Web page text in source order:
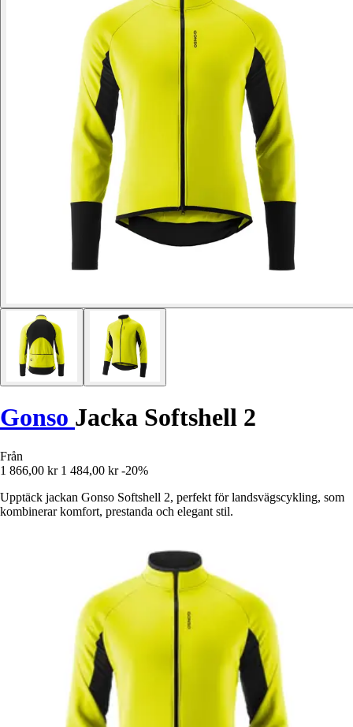
Gonso Jacka Softshell 2
Från
1 866,00 kr 1 484,00 kr -20%
Upptäck jackan Gonso Softshell 2, perfekt för landsvägscykling, som
kombinerar komfort, prestanda och elegant stil.